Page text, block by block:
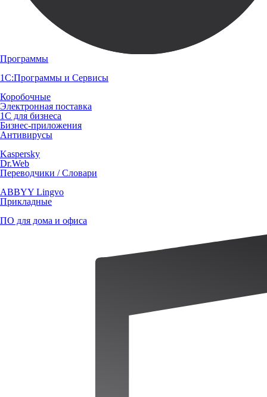
Программы
1С:Программы и Сервисы
Коробочные
Электронная поставка
1С для бизнеса
Бизнес-приложения
Антивирусы
Kaspersky
Dr.Web
Переводчики / Словари
ABBYY Lingvo
Прикладные
ПО для дома и офиса